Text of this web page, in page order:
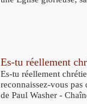
Es-tu réellement
Es-tu réellement
reconnaissez-vous
de Paul Washer -